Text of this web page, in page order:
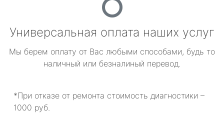
Универсальная оплата наших услуг
Мы берем оплату от Вас любыми способами, будь то
наличный или безналиный перевод.
*При отказе от ремонта стоимость диагностики –
1000 руб.